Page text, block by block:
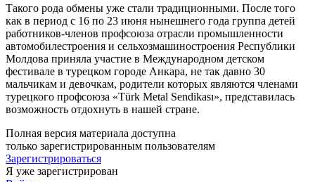
Такого рода обмены уже стали традиционными. После того
как в период с 16 по 23 июня нынеш­него года группа детей
работни­ков-членов профсоюза отрасли промышленности
автомобилес­троения и сельхозмашиностро­ения Республики
Молдова приняла участие в Международ­ном детском
фестивале в турец­ком городе Анкара, не так дав­но 30
мальчикам и девочкам, ро­дители которых являются члена­ми
турецкого профсоюза «Türk Metal Sendikası», представилась
возможность отдохнуть в нашей стране.
Полная версия материала доступна
только зарегистрированным пользователям
Зарегистрироваться
Я уже зарегистрирован